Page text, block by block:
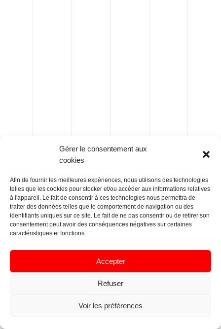
Gérer le consentement aux
cookies
Afin de fournir les meilleures expériences, nous utilisons des technologies
telles que les cookies pour stocker et/ou accéder aux informations relatives
à l'appareil. Le fait de consentir à ces technologies nous permettra de
traiter des données telles que le comportement de navigation ou des
identifiants uniques sur ce site. Le fait de ne pas consentir ou de retirer son
consentement peut avoir des conséquences négatives sur certaines
caractéristiques et fonctions.
Accepter
Refuser
Voir les préférences